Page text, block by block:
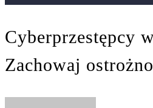
Cyberprzestępcy
Zachowaj